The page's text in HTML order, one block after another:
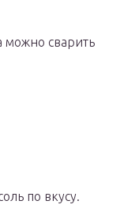
можно сварить
по вкусу.